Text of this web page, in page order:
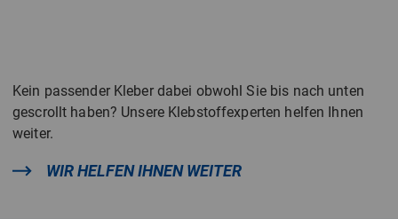
Kein passender Kleber dabei obwohl Sie bis nach unten
gescrollt haben? Unsere Klebstoffexperten helfen Ihnen
weiter.
WIR HELFEN IHNEN WEITER